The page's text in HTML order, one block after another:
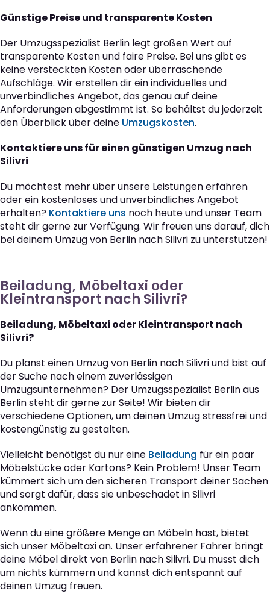
Günstige Preise und transparente Kosten
Der Umzugsspezialist Berlin legt großen Wert auf
transparente Kosten und faire Preise. Bei uns gibt es
keine versteckten Kosten oder überraschende
Aufschläge. Wir erstellen dir ein individuelles und
unverbindliches Angebot, das genau auf deine
Anforderungen abgestimmt ist. So behältst du jederzeit
den Überblick über deine Umzugskosten.
Kontaktiere uns für einen günstigen Umzug nach
Silivri
Du möchtest mehr über unsere Leistungen erfahren
oder ein kostenloses und unverbindliches Angebot
erhalten? Kontaktiere uns noch heute und unser Team
steht dir gerne zur Verfügung. Wir freuen uns darauf, dich
bei deinem Umzug von Berlin nach Silivri zu unterstützen!
Beiladung, Möbeltaxi oder
Kleintransport nach Silivri?
Beiladung, Möbeltaxi oder Kleintransport nach
Silivri?
Du planst einen Umzug von Berlin nach Silivri und bist auf
der Suche nach einem zuverlässigen
Umzugsunternehmen? Der Umzugsspezialist Berlin aus
Berlin steht dir gerne zur Seite! Wir bieten dir
verschiedene Optionen, um deinen Umzug stressfrei und
kostengünstig zu gestalten.
Vielleicht benötigst du nur eine Beiladung für ein paar
Möbelstücke oder Kartons? Kein Problem! Unser Team
kümmert sich um den sicheren Transport deiner Sachen
und sorgt dafür, dass sie unbeschadet in Silivri
ankommen.
Wenn du eine größere Menge an Möbeln hast, bietet
sich unser Möbeltaxi an. Unser erfahrener Fahrer bringt
deine Möbel direkt von Berlin nach Silivri. Du musst dich
um nichts kümmern und kannst dich entspannt auf
deinen Umzug freuen.